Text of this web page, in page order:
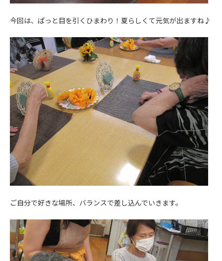
今回は、ぱっと目を引くひまわり！夏らしくて元気が出ますね♪
ご自分で好きな場所、バランスで差し込んでいきます。